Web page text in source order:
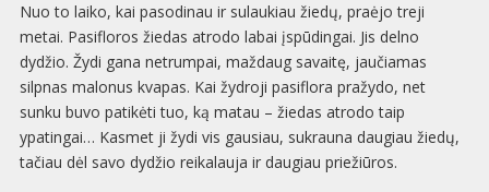
Nuo to laiko, kai pasodinau ir sulaukiau žiedų, praėjo treji
metai. Pasifloros žiedas atrodo labai įspūdingai. Jis delno
dydžio. Žydi gana netrumpai, maždaug savaitę, jaučiamas
silpnas malonus kvapas. Kai žydroji pasiflora pražydo, net
sunku buvo patikėti tuo, ką matau – žiedas atrodo taip
ypatingai… Kasmet ji žydi vis gausiau, sukrauna daugiau žiedų,
tačiau dėl savo dydžio reikalauja ir daugiau priežiūros.